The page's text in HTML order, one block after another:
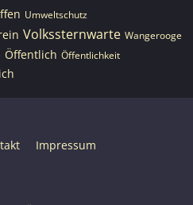
Umweltschutz
Volkssternwarte Wangerooge
Öffentlich Öffentlichkeit
Impressum